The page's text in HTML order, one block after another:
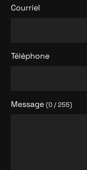
Courriel
Téléphone
Message(0 / 255)